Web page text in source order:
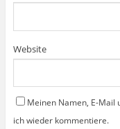
Website
Meinen Namen, E-Mail
ich wieder kommentiere.